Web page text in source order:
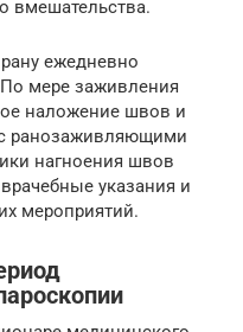
вмешательства.
ежедневно
мере заживления
наложение швов и
ранозаживляющими
нагноения швов
указания и
мероприятий.